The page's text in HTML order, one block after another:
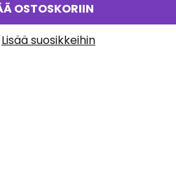
OSTOSKORIIN
Lisää suosikkeihin